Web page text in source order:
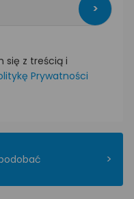
>
się z treścią i
Prywatności
>